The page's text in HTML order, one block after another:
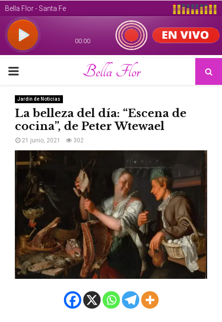
PRIMARY
MENU
Bella Flor
Jardin de Noticias
La belleza del día: “Escena de
cocina”, de Peter Wtewael
21 junio, 2021 302